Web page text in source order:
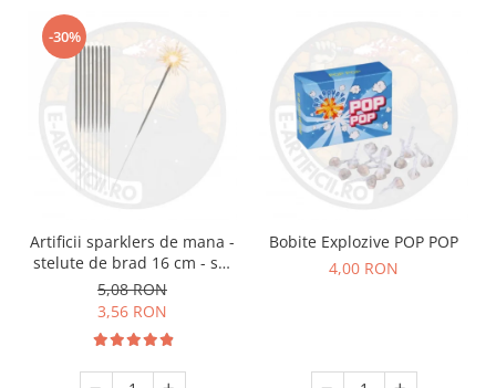
-30%
Artificii sparklers de mana -
stelute de brad 16 cm - set
10 buc
5,08 RON
3,56 RON
Bobite Explozive POP POP
4,00 RON